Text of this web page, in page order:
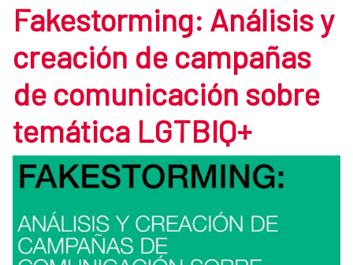
Fakestorming: Análisis y
creación de campañas
de comunicación sobre
temática LGTBIQ+